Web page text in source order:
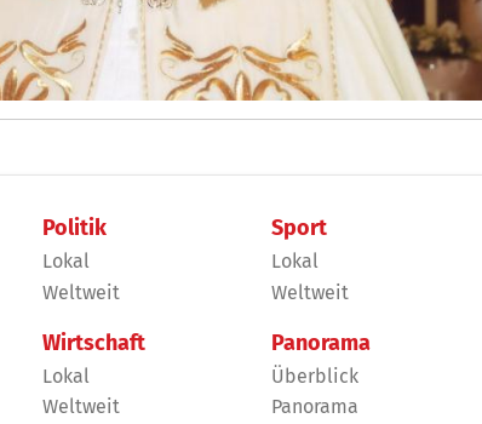
Politik
Lokal
Weltweit
Wirtschaft
Lokal
Weltweit
Sport
Lokal
Weltweit
Panorama
Überblick
Panorama